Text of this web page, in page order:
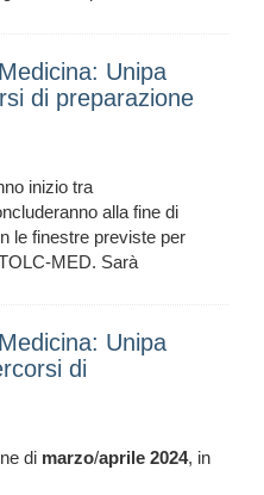
Unipa
di preparazione
inizio tra
alla fine di
le finestre previste per
MED. Sarà
Unipa
di
di marzo/aprile 2024, in